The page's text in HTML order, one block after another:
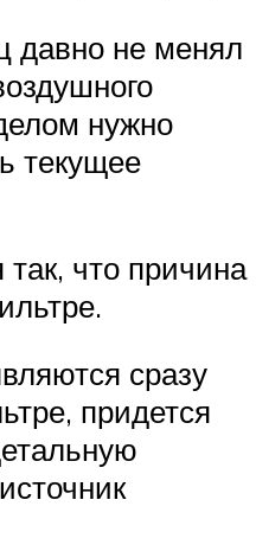
давно не менял
нужно
текущее
что причина
сразу
придется